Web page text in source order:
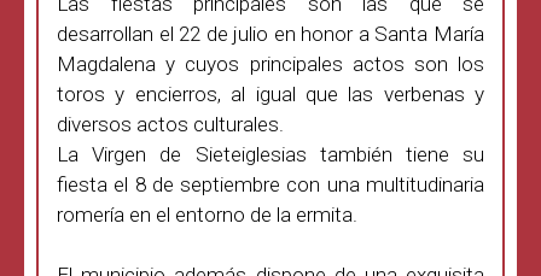
desarrollan el 22 de julio en honor a Santa María
Magdalena y cuyos principales actos son los
toros y encierros, al igual que las verbenas y
diversos actos culturales.
La Virgen de Sieteiglesias también tiene su
fiesta el 8 de septiembre con una multitudinaria
romería en el entorno de la ermita.